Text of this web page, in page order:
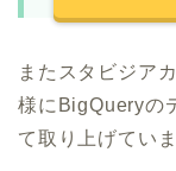
またスタビジア
様にBigQueryの
て取り上げていま